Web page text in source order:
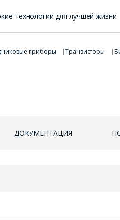
технологии для лучшей жизни
приборы Транзисторы
ДОКУМЕНТАЦИЯ